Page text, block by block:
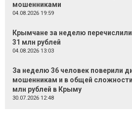
мошенниками
04.08.2026 19:59
Крымчане за неделю
31 млн рублей
04.08.2026 13:03
За неделю 36 человек поверили
мошенникам и в общей
млн рублей в Крыму
30.07.2026 12:48